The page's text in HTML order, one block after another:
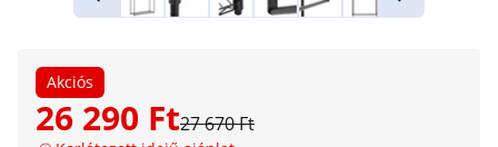
Akciós
26 290 Ft27 670 Ft